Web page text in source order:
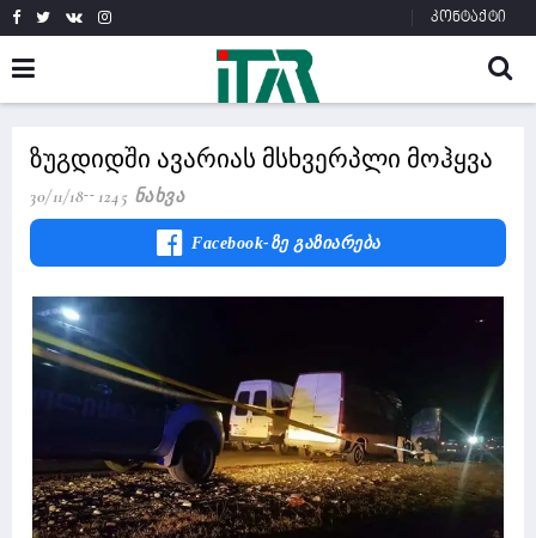
კონტაქტი
ზუგდიდში ავარიას მსხვერპლი მოჰყვა
30/11/18 1245 Ნახვა
Facebook-Ზე Გაზიარება